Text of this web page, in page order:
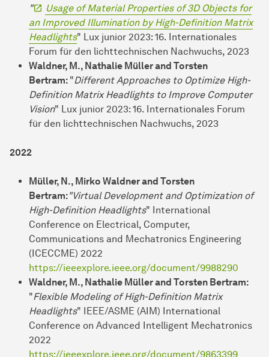
"
Usage of Material Properties of 3D Objects for
an Improved Illumination by High-Definition Matrix
Headlights" Lux junior 2023: 16. Internationales
Forum für den lichttechnischen Nachwuchs, 2023
Waldner, M., Nathalie Müller and Torsten
Bertram: "Different Approaches to Optimize High-
Definition Matrix Headlights to Improve Computer
Vision" Lux junior 2023: 16. Internationales Forum
für den lichttechnischen Nachwuchs, 2023
2022
Müller, N., Mirko Waldner and Torsten
Bertram:"Virtual Development and Optimization of
High-Definition Headlights" International
Conference on Electrical, Computer,
Communications and Mechatronics Engineering
(ICECCME) 2022
https://ieeexplore.ieee.org/document/9988290
Waldner, M., Nathalie Müller and Torsten Bertram:
"Flexible Modeling of High-Definition Matrix
Headlights" IEEE/ASME (AIM) International
Conference on Advanced Intelligent Mechatronics
2022
https://ieeexplore.ieee.org/document/9863399